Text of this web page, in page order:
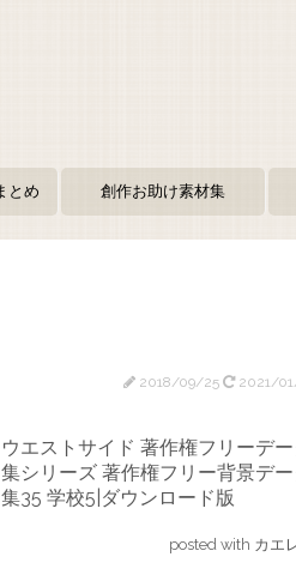
とめ 創作お助け素材集
2018/09/25 2021/
ウエストサイド 著作権フリーデー
集シリーズ 著作権フリー背景デー
集35 学校5|ダウンロード版
posted with カエ